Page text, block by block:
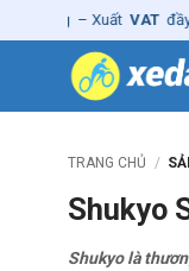
to
– Xuất VAT đầy
TRANG CHỦ /
Shukyo
Shukyo là